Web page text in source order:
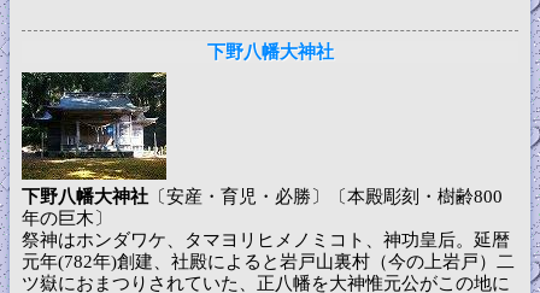
下野八幡大神社
下野八幡大神社 〔安産・育児・必勝〕〔本殿彫刻・樹齢800
年の巨木〕
祭神はホンダワケ、タマヨリヒメノミコト、神功皇后。延暦
元年(782年)創建、社殿によると岩戸山裏村（今の上岩戸）二
ツ嶽におまつりされていた、正八幡を大神惟元公がこの地に